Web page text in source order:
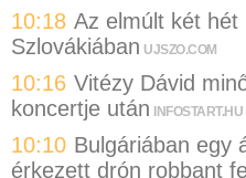
10:18 Az elmúlt két hét
Szlovákiában UJSZO.COM
10:16 Vitézy Dávid
koncertje után
INFOSTART.HU
10:10 Bulgáriában egy
érkezett drón robbant